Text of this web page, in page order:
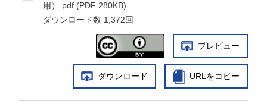
用）.pdf (PDF 280KB)
ダウンロード数 1,372回
プレビュー
ダウンロード URLをコピー